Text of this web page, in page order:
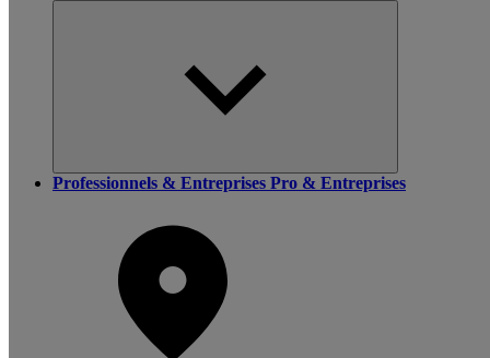
Professionnels & Entreprises Pro & Entreprises